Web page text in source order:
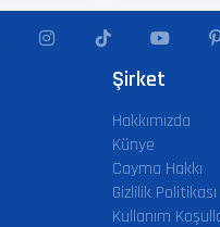
Şirket
Hakkımızda
Künye
Cayma Hakkı
Gizlilik Politikası
Kullanım